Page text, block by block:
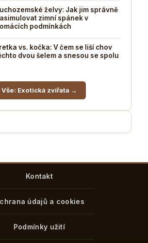
želvy: Jak jim správně
zimní spánek v
podmínkách
vs. kočka: V čem se liší chov
dvou šelem a snesou se spolu
Vše: Exotická zvířata →
Kontakt
údajů a cookies
Podmínky užití